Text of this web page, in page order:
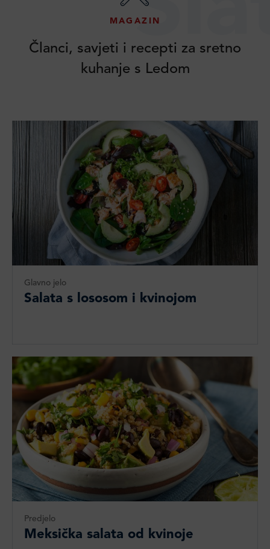
MAGAZIN
Članci, savjeti i recepti za sretno
kuhanje s Ledom
Glavno jelo
Salata s lososom i kvinojom
Predjelo
Meksička salata od kvinoje